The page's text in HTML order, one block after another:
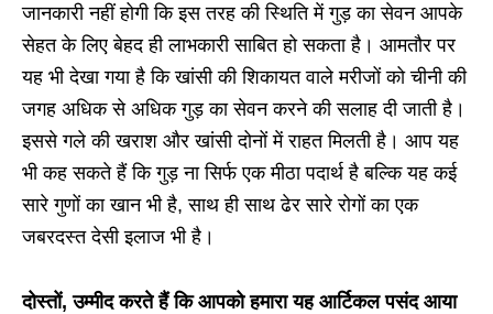
जानकारी नहीं होगी कि इस तरह की स्थिति में गुड़ का सेवन आपके
सेहत के लिए बेहद ही लाभकारी साबित हो सकता है। आमतौर पर
यह भी देखा गया है कि खांसी की शिकायत वाले मरीजों को चीनी की
जगह अधिक से अधिक गुड़ का सेवन करने की सलाह दी जाती है।
इससे गले की खराश और खांसी दोनों में राहत मिलती है। आप यह
भी कह सकते हैं कि गुड़ ना सिर्फ एक मीठा पदार्थ है बल्कि यह कई
सारे गुणों का खान भी है, साथ ही साथ ढेर सारे रोगों का एक
जबरदस्त देसी इलाज भी है।
दोस्तों, उम्मीद करते हैं कि आपको हमारा यह आर्टिकल पसंद आया